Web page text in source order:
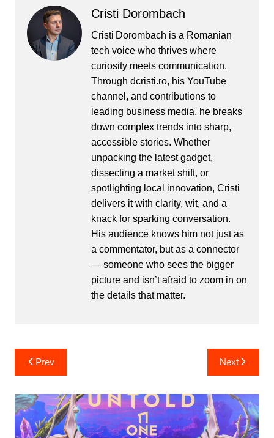
Cristi Dorombach
Cristi Dorombach is a Romanian
tech voice who thrives where
curiosity meets communication.
Through dcristi.ro, his YouTube
channel, and contributions to
leading business media, he breaks
down complex trends into sharp,
accessible stories. Whether
unpacking the latest gadget,
dissecting a market shift, or
spotlighting local innovation, Cristi
delivers it with clarity, wit, and a
knack for sparking conversation.
His audience knows him not just as
a commentator, but as a connector
— someone who sees the bigger
picture and isn’t afraid to zoom in on
the details that matter.
Post
navigation
Prev Next